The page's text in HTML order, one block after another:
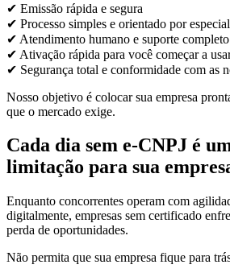
✔ Emissão rápida e segura
✔ Processo simples e orientado por
✔ Atendimento humano e suporte completo
✔ Ativação rápida para você começar a
✔ Segurança total e conformidade com as
Nosso objetivo é colocar sua empresa
que o mercado exige.
Cada dia sem e-CNPJ é
limitação para sua
Enquanto concorrentes operam com
digitalmente, empresas sem certificado
perda de oportunidades.
Não permita que sua empresa fique para